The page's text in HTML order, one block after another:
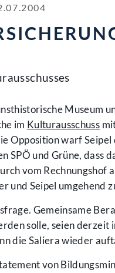
Museum
im Kulturausschuss
Opposition warf Seipel
und Grüne, dass
vom Rechnungshof
und Seipel umgehend
Gemeinsame
solle, seien derzeit
die Saliera wieder
von